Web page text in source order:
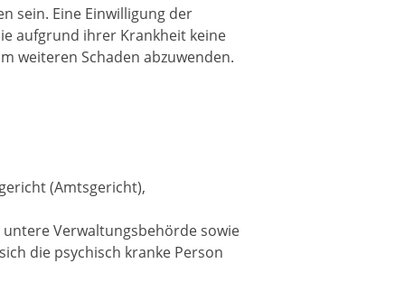
sein. Eine Einwilligung der
aufgrund ihrer Krankheit keine
weiteren Schaden abzuwenden.
(Amtsgericht),
Verwaltungsbehörde sowie
die psychisch kranke Person